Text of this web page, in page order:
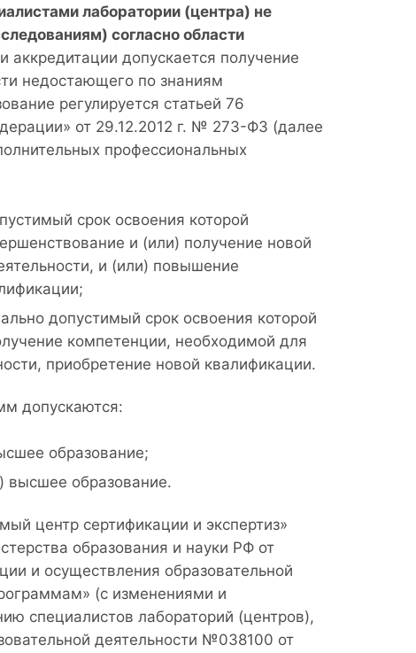
лаборатории (центра) не
согласно области
аккредитации допускается получение
недостающего по знаниям
регулируется статьей 76
от 29.12.2012 г. № 273-ФЗ (далее
профессиональных
срок освоения которой
и (или) получение новой
и (или) повышение
допустимый срок освоения которой
компетенции, необходимой для
приобретение новой квалификации.
допускаются:
образование;
высшее образование.
центр сертификации и экспертиз»
образования и науки РФ от
и осуществления образовательной
(с изменениями и
специалистов лабораторий (центров),
деятельности №038100 от